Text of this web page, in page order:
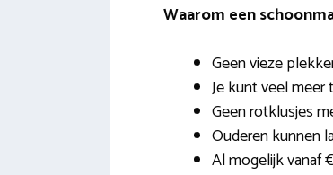
Waarom een
Geen vieze
Je kunt veel meer
Geen rotklusjes
Ouderen kunnen
Al mogelijk vanaf